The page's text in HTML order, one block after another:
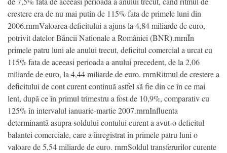
crestere era de nu mai putin de 115% fata de primele luni din
2006.rnrnValoarea deficitului a ajuns la 4,84 miliarde de euro,
potrivit datelor Bãncii Nationale a României (BNR).rnrnÎn
primele patru luni ale anului trecut, deficitul comercial a urcat cu
115% fata de aceeasi perioada a anului precedent, de la 2,06
miliarde de euro, la 4,44 miliarde de euro. rnrnRitmul de crestere a
deficitului de cont curent continuã astfel sã fie din ce în ce mai
lent, dupã ce în primul trimestru a fost de 10,9%, comparativ cu
125% în intervalul ianuarie-martie 2007.rnrnInfluenta
determinantã asupra soldului contului curent a avut-o deficitul
balantei comerciale, care a înregistrat în primele patru luni o
valoare de 5,54 miliarde de euro. rnrnSoldul transferurilor curente